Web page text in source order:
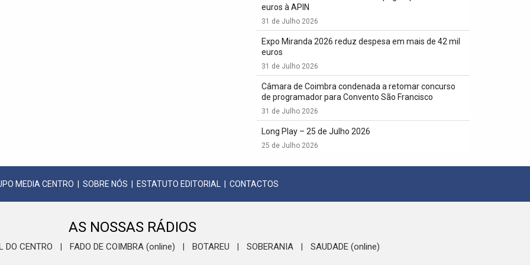
euros à APIN
31 de Julho 2026
Expo Miranda 2026 reduz despesa em mais de 42 mil
euros
31 de Julho 2026
Câmara de Coimbra condenada a retomar concurso
de programador para Convento São Francisco
31 de Julho 2026
Long Play – 25 de Julho 2026
25 de Julho 2026
MEDIA CENTRO SOBRE NÓS ESTATUTO EDITORIAL CONTACTOS
AS NOSSAS RÁDIOS
DO CENTRO FADO DE COIMBRA (online) BOTAREU SOBERANIA SAUDADE (online)